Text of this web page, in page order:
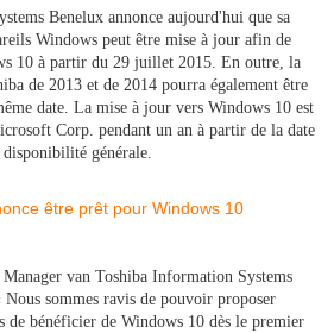
Benelux annonce aujourd'hui que sa
Windows peut être mise à jour afin de
10 à partir du 29 juillet 2015. En outre, la
de 2013 et de 2014 pourra également être
date. La mise à jour vers Windows 10 est
Corp. pendant un an à partir de la date
disponibilité générale.
van Toshiba Information Systems
sommes ravis de pouvoir proposer
de bénéficier de Windows 10 dès le premier